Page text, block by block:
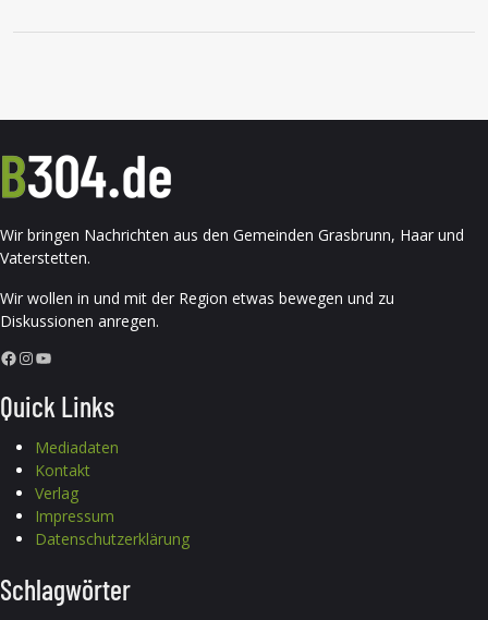
Wir bringen Nachrichten aus den Gemeinden Grasbrunn, Haar und
Vaterstetten.
Wir wollen in und mit der Region etwas bewegen und zu
Diskussionen anregen.
Facebook InstagramYouTube
Quick Links
Mediadaten
Kontakt
Verlag
Impressum
Datenschutzerklärung
Schlagwörter